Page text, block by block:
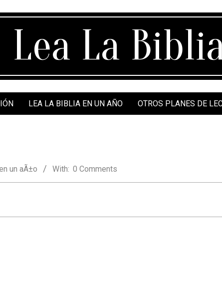
Lea La
LEA LA BIBLIA EN UN AÑO OTROS PLANES DE
un aÃ±o With: 0 Comments